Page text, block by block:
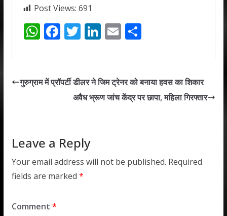
Post Views: 691
W
s
F
b
T
er
Li
e
dI
E
l
S
e
गुरुग्राम में प्रॉपर्टी डीलर ने जिम ट्रेनर को बनाया हवस का शिकार
अवैध भ्रूण जांच केंद्र पर छापा, महिला गिरफ्तार
Leave a Reply
Your email address will not be published. Required
fields are marked *
Comment *